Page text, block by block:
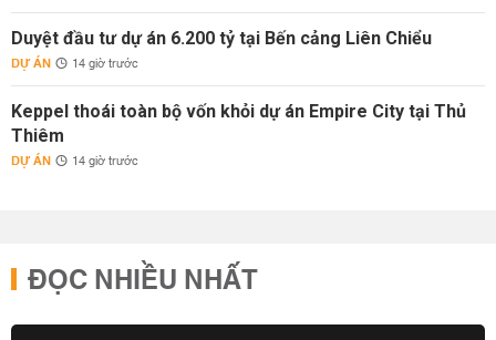
Duyệt đầu tư dự án 6.200 tỷ tại Bến cảng Liên Chiểu
DỰ ÁN 14 giờ trước
Keppel thoái toàn bộ vốn khỏi dự án Empire City tại Thủ
Thiêm
DỰ ÁN 14 giờ trước
ĐỌC NHIỀU NHẤT